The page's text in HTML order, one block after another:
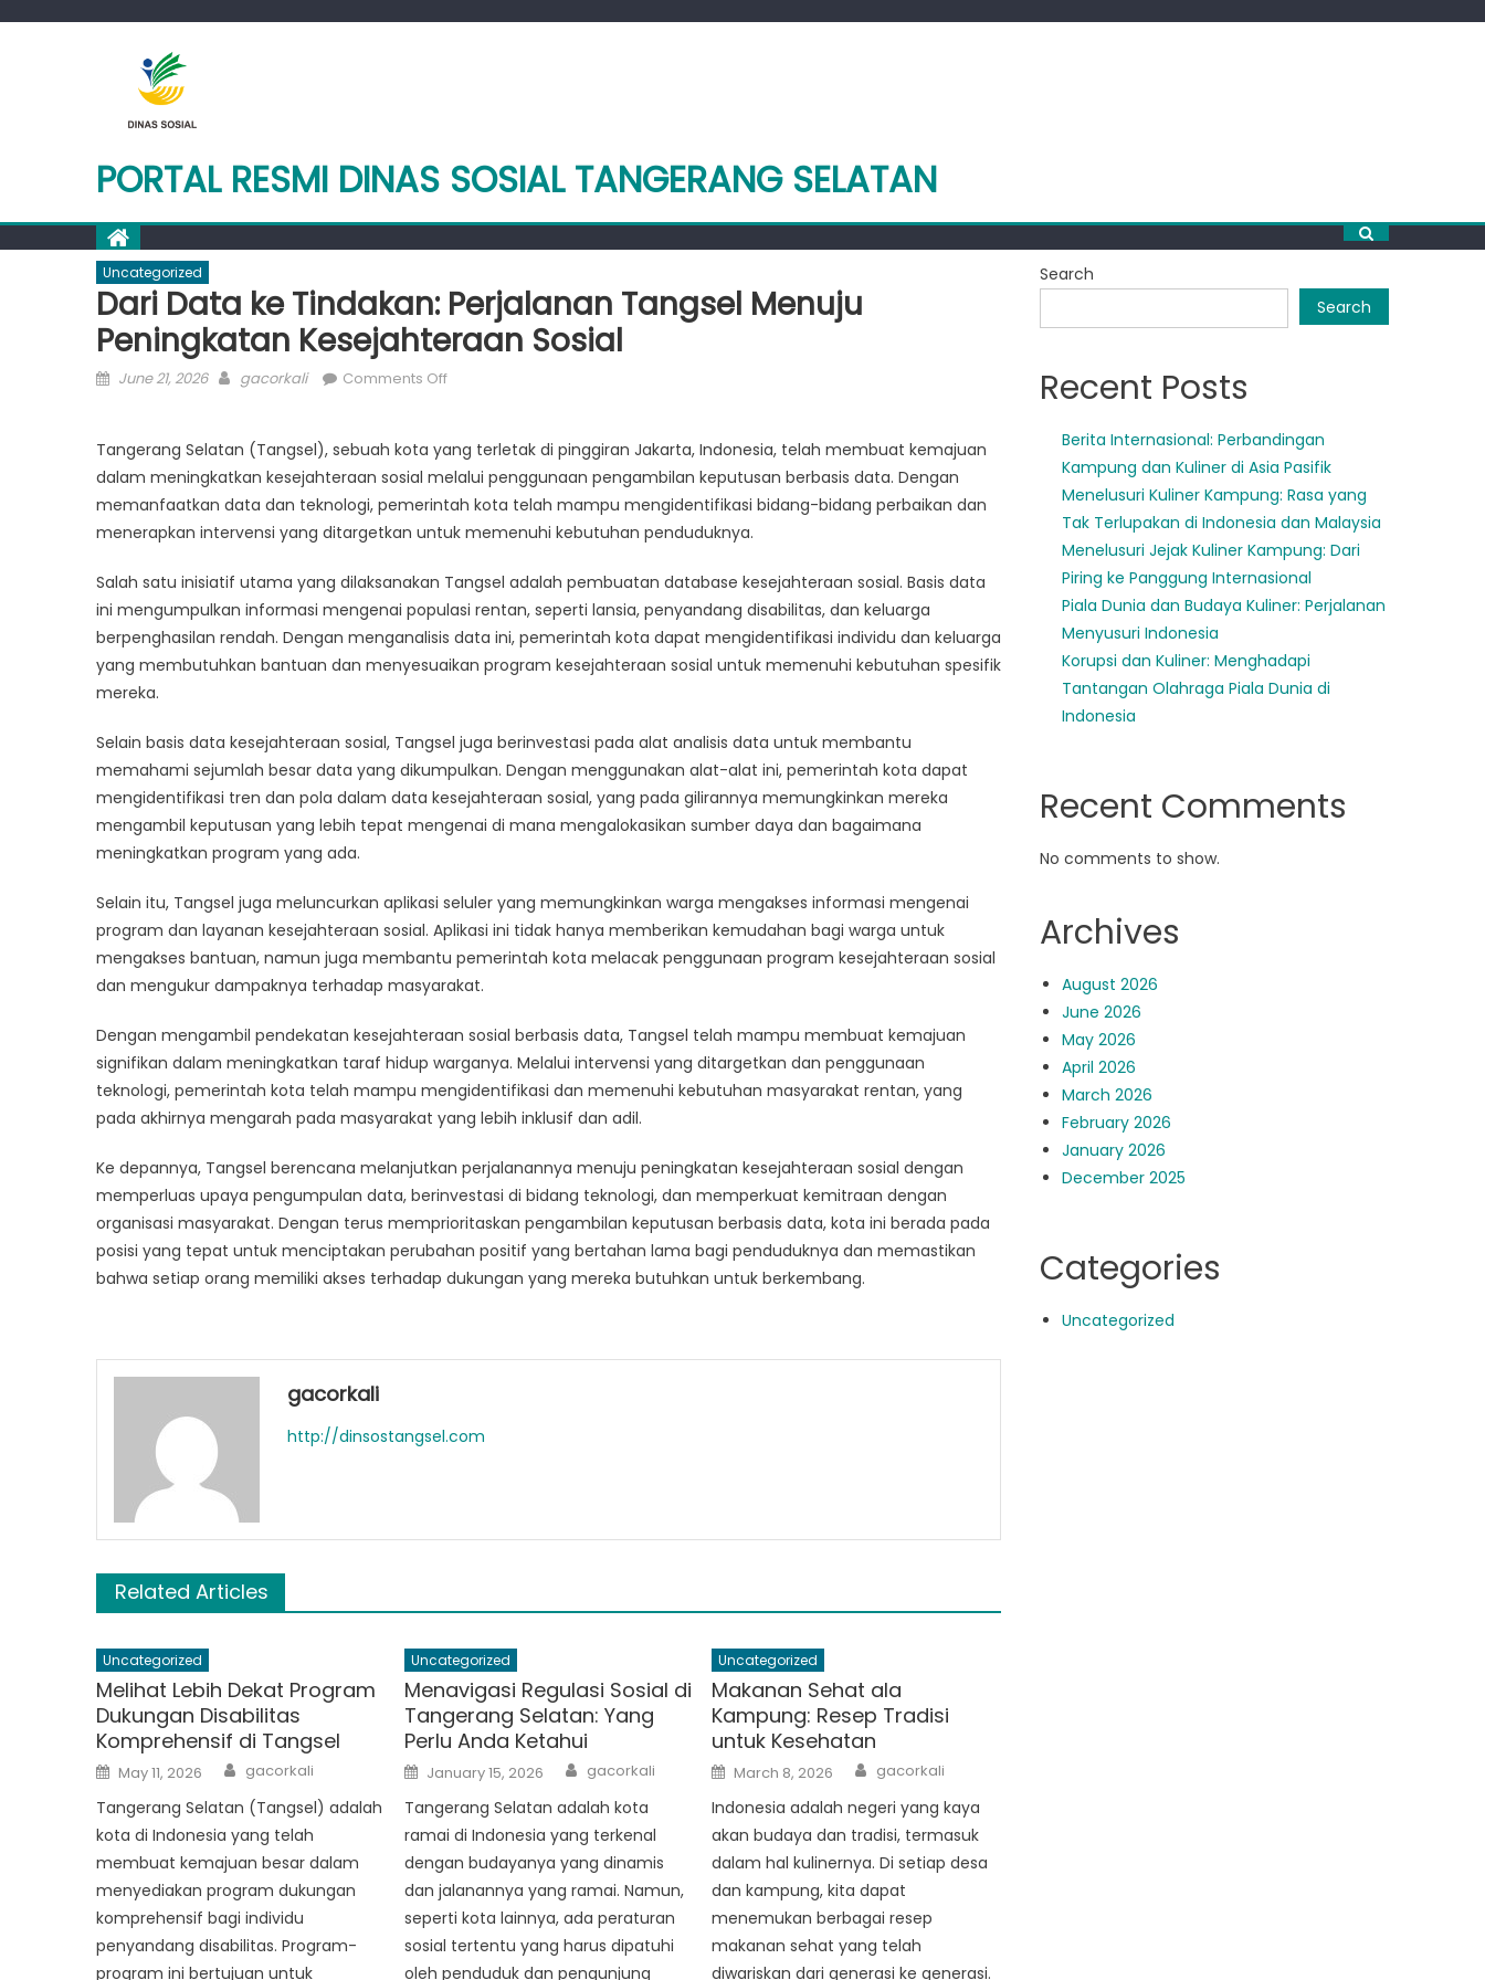
PORTAL RESMI DINAS SOSIAL TANGERANG SELATAN
Uncategorized
Dari Data ke Tindakan: Perjalanan Tangsel Menuju
Peningkatan Kesejahteraan Sosial
Posted
June 21, 2026 Author
gacorkali Comments Offon
ke
Tindakan:
Perjalanan
Tangsel
Peningkatan
Kesejahteraan
Sosial
Tangerang Selatan (Tangsel), sebuah kota yang terletak di pinggiran Jakarta, Indonesia, telah membuat kemajuan
dalam meningkatkan kesejahteraan sosial melalui penggunaan pengambilan keputusan berbasis data. Dengan
memanfaatkan data dan teknologi, pemerintah kota telah mampu mengidentifikasi bidang-bidang perbaikan dan
menerapkan intervensi yang ditargetkan untuk memenuhi kebutuhan penduduknya.
Salah satu inisiatif utama yang dilaksanakan Tangsel adalah pembuatan database kesejahteraan sosial. Basis data
ini mengumpulkan informasi mengenai populasi rentan, seperti lansia, penyandang disabilitas, dan keluarga
berpenghasilan rendah. Dengan menganalisis data ini, pemerintah kota dapat mengidentifikasi individu dan keluarga
yang membutuhkan bantuan dan menyesuaikan program kesejahteraan sosial untuk memenuhi kebutuhan spesifik
mereka.
Selain basis data kesejahteraan sosial, Tangsel juga berinvestasi pada alat analisis data untuk membantu
memahami sejumlah besar data yang dikumpulkan. Dengan menggunakan alat-alat ini, pemerintah kota dapat
mengidentifikasi tren dan pola dalam data kesejahteraan sosial, yang pada gilirannya memungkinkan mereka
mengambil keputusan yang lebih tepat mengenai di mana mengalokasikan sumber daya dan bagaimana
meningkatkan program yang ada.
Selain itu, Tangsel juga meluncurkan aplikasi seluler yang memungkinkan warga mengakses informasi mengenai
program dan layanan kesejahteraan sosial. Aplikasi ini tidak hanya memberikan kemudahan bagi warga untuk
mengakses bantuan, namun juga membantu pemerintah kota melacak penggunaan program kesejahteraan sosial
dan mengukur dampaknya terhadap masyarakat.
Dengan mengambil pendekatan kesejahteraan sosial berbasis data, Tangsel telah mampu membuat kemajuan
signifikan dalam meningkatkan taraf hidup warganya. Melalui intervensi yang ditargetkan dan penggunaan
teknologi, pemerintah kota telah mampu mengidentifikasi dan memenuhi kebutuhan masyarakat rentan, yang
pada akhirnya mengarah pada masyarakat yang lebih inklusif dan adil.
Ke depannya, Tangsel berencana melanjutkan perjalanannya menuju peningkatan kesejahteraan sosial dengan
memperluas upaya pengumpulan data, berinvestasi di bidang teknologi, dan memperkuat kemitraan dengan
organisasi masyarakat. Dengan terus memprioritaskan pengambilan keputusan berbasis data, kota ini berada pada
posisi yang tepat untuk menciptakan perubahan positif yang bertahan lama bagi penduduknya dan memastikan
bahwa setiap orang memiliki akses terhadap dukungan yang mereka butuhkan untuk berkembang.
gacorkali
http://dinsostangsel.com
Related Articles
Uncategorized
Melihat Lebih Dekat Program
Dukungan Disabilitas
Komprehensif di Tangsel
Posted
on
May 11, 2026 Author
gacorkali
Tangerang Selatan (Tangsel) adalah
kota di Indonesia yang telah
membuat kemajuan besar dalam
menyediakan program dukungan
komprehensif bagi individu
penyandang disabilitas. Program-
program ini bertujuan untuk
Uncategorized
Menavigasi Regulasi Sosial di
Tangerang Selatan: Yang
Perlu Anda Ketahui
Posted
on
January 15, 2026 Author
gacorkali
Tangerang Selatan adalah kota
ramai di Indonesia yang terkenal
dengan budayanya yang dinamis
dan jalanannya yang ramai. Namun,
seperti kota lainnya, ada peraturan
sosial tertentu yang harus dipatuhi
oleh penduduk dan pengunjung
Uncategorized
Makanan Sehat ala
Kampung: Resep Tradisi
untuk Kesehatan
Posted
on
March 8, 2026 Author
gacorkali
Indonesia adalah negeri yang kaya
akan budaya dan tradisi, termasuk
dalam hal kulinernya. Di setiap desa
dan kampung, kita dapat
menemukan berbagai resep
makanan sehat yang telah
diwariskan dari generasi ke generasi.
Search
Search
Recent Posts
Berita Internasional: Perbandingan
Kampung dan Kuliner di Asia Pasifik
Menelusuri Kuliner Kampung: Rasa yang
Tak Terlupakan di Indonesia dan Malaysia
Menelusuri Jejak Kuliner Kampung: Dari
Piring ke Panggung Internasional
Piala Dunia dan Budaya Kuliner: Perjalanan
Menyusuri Indonesia
Korupsi dan Kuliner: Menghadapi
Tantangan Olahraga Piala Dunia di
Indonesia
Recent Comments
No comments to show.
Archives
August 2026
June 2026
May 2026
April 2026
March 2026
February 2026
January 2026
December 2025
Categories
Uncategorized